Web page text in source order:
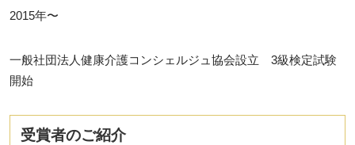
2015年〜
一般社団法人健康介護コンシェルジュ協会設立 3級検定試験
開始
受賞者のご紹介